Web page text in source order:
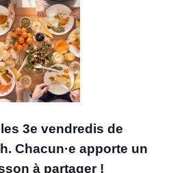
3e vendredis de
Chacun·e apporte un
à partager !